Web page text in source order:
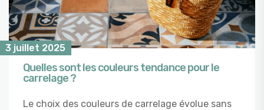
3 juillet 2025
Quelles sont les couleurs tendance pour le
carrelage ?
Le choix des couleurs de carrelage évolue sans